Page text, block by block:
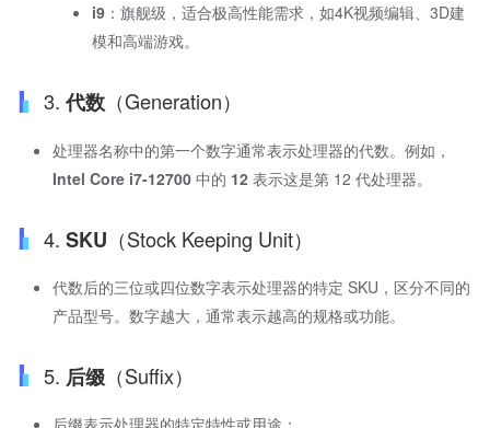
i9 ：旗舰级，适合极高性能需求，如4K视频编辑、3D建
模和高端游戏。
3.代数 （Generation）
处理器名称中的第一个数字通常表示处理器的代数。例如，
Intel Core i7-12700 中的 12 表示这是第 12 代处理器。
4. SKU （Stock Keeping Unit）
代数后的三位或四位数字表示处理器的特定 SKU，区分不同的
产品型号。数字越大，通常表示越高的规格或功能。
5. 后缀 （Suffix）